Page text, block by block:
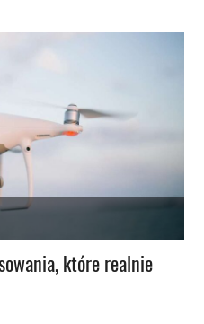
które realnie